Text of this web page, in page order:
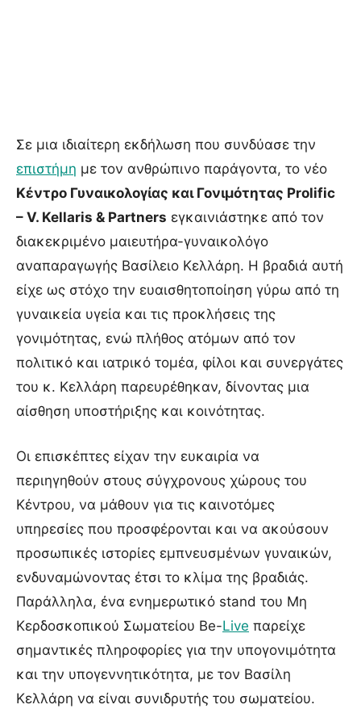
Σε μια ιδιαίτερη εκδήλωση που συνδύασε την
επιστήμη με τον ανθρώπινο παράγοντα, το νέο
Κέντρο Γυναικολογίας και Γονιμότητας Prolific
– V. Kellaris & Partners εγκαινιάστηκε από τον
διακεκριμένο μαιευτήρα-γυναικολόγο
αναπαραγωγής Βασίλειο Κελλάρη. Η βραδιά αυτή
είχε ως στόχο την ευαισθητοποίηση γύρω από τη
γυναικεία υγεία και τις προκλήσεις της
γονιμότητας, ενώ πλήθος ατόμων από τον
πολιτικό και ιατρικό τομέα, φίλοι και συνεργάτες
του κ. Κελλάρη παρευρέθηκαν, δίνοντας μια
αίσθηση υποστήριξης και κοινότητας.
Οι επισκέπτες είχαν την ευκαιρία να
περιηγηθούν στους σύγχρονους χώρους του
Κέντρου, να μάθουν για τις καινοτόμες
υπηρεσίες που προσφέρονται και να ακούσουν
προσωπικές ιστορίες εμπνευσμένων γυναικών,
ενδυναμώνοντας έτσι το κλίμα της βραδιάς.
Παράλληλα, ένα ενημερωτικό stand του Μη
Κερδοσκοπικού Σωματείου Be-Live παρείχε
σημαντικές πληροφορίες για την υπογονιμότητα
και την υπογεννητικότητα, με τον Βασίλη
Κελλάρη να είναι συνιδρυτής του σωματείου.